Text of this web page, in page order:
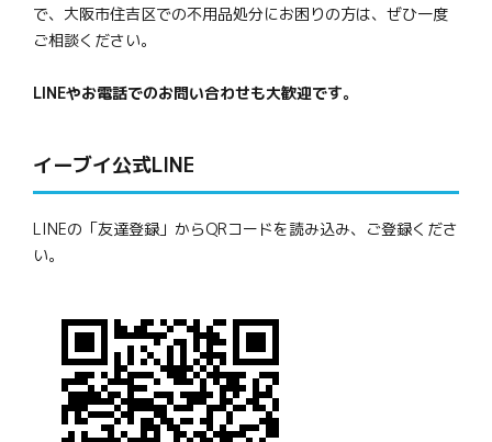
で、大阪市住吉区での不用品処分にお困りの方は、ぜひ一度
ご相談ください。
LINEやお電話でのお問い合わせも大歓迎です。
イーブイ公式LINE
LINEの「友達登録」からQRコードを読み込み、ご登録くださ
い。